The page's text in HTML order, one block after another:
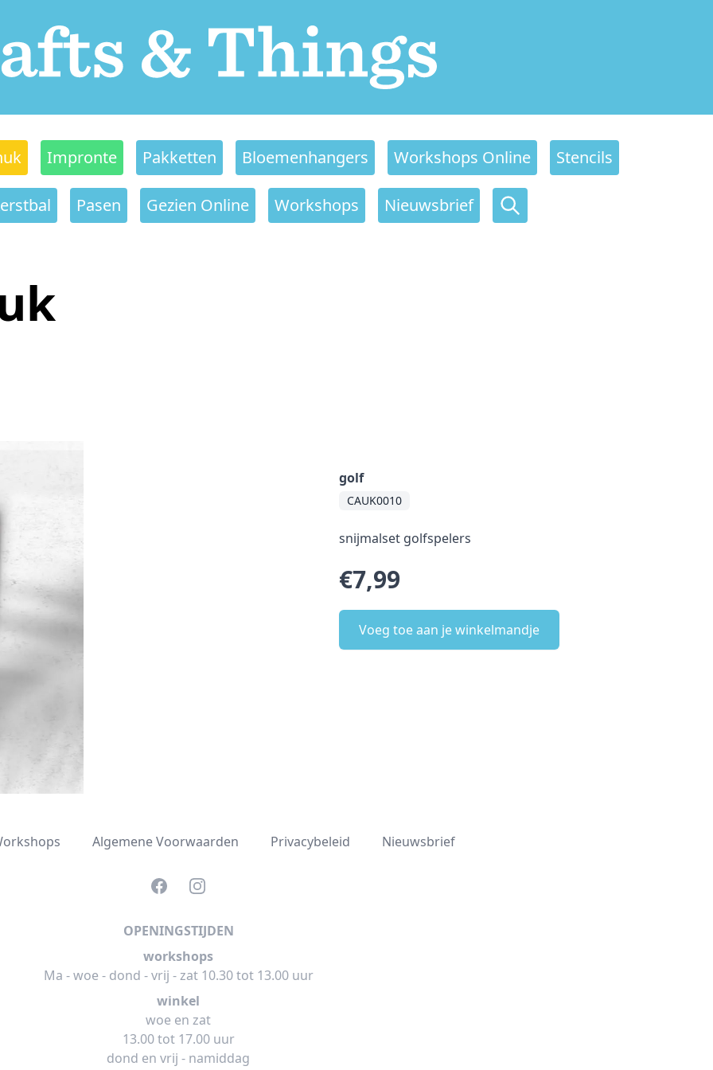
Impronte Pakketten Bloemenhangers Workshops Online Stencils
Pasen Gezien Online Workshops Nieuwsbrief
golf
CAUK0010
snijmalset golfspelers
€7,99
Voeg toe aan je winkelmandje
Algemene Voorwaarden Privacybeleid Nieuwsbrief
FacebookInstagram
OPENINGSTIJDEN
workshops
Ma - woe - dond - vrij - zat 10.30 tot 13.00 uur
winkel
woe en zat
13.00 tot 17.00 uur
dond en vrij - namiddag